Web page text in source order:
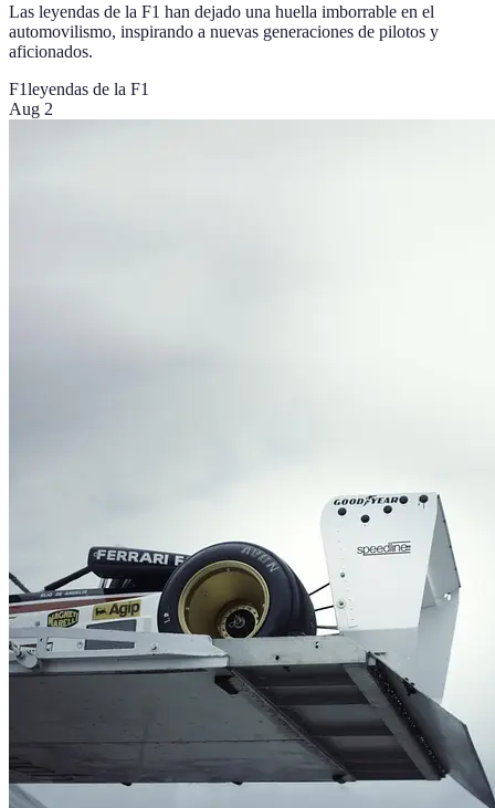
Las leyendas de la F1 han dejado una huella imborrable en el
automovilismo, inspirando a nuevas generaciones de pilotos y
aficionados.
F1leyendas de la F1
Aug 2